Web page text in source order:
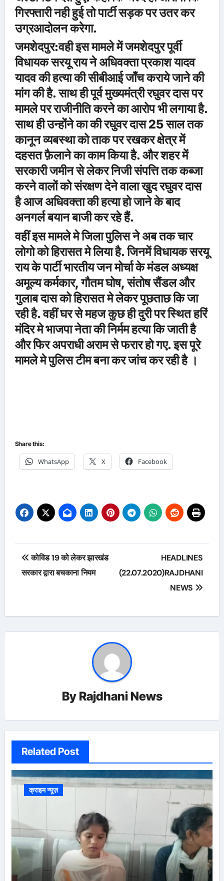
गिरफ्तारी नही हुई तो पार्टी सड़क पर उतर कर
उग्रआदोलन करेगा.
जमशेदपुर:वही इस मामले में जमशेदपुर पूर्वी
विधायक सरयू राय ने अधिवक्ता प्रकाश यादव
यादव की हत्या की सीबीआई जाँच कराये जाने की
मांग की है. साथ ही पूर्व मुख्यमंत्री रघुवर दास पर
मामले पर राजीनीति करने का आरोप भी लगाया है.
साथ ही उन्होंने का की रघुवर दास 25 साल तक
कानून व्यबस्था को ताक पर रखकर क्षेत्र में
दहसत फ़ैलाने का काम किया है. और शहर में
सरकारी जमीन से लेकर निजी संपत्ति तक कब्जा
करने वालों को संरक्षण देने वाला खुद रघुवर दास
है आज अधिवक्ता की हत्या हो जाने के बाद
अनगर्ल बयान बाजी कर रहे हैं.
वहीं इस मामले मे जिला पुलिस ने अब तक चार
लोगो को हिरासत मे लिया है. जिनमें विधायक सरयू
राय के पार्टी भारतीय जन मोर्चा के मंडल अध्यक्ष
अमूल्य कर्मकार, गौतम घोष, संतोष सैंडल और
गुलाब दास को हिरासत मे लेकर पूछताछ कि जा
रही है. वहीं घर से महज कुछ ही दुरी पर स्थित हरिं
मंदिर मे भाजपा नेता की निर्मम हत्या कि जाती है
और फिर अपराधी अराम से फरार हो गए. इस पूरे
मामले मे पुलिस टीम बना कर जांच कर रही है ।
Share this:
WhatsApp X Facebook
Post
navigation
कोविड 19 को लेकर झारखंड
सरकार द्वारा बचकाना नियम
HEADLINES
(22.07.2020)RAJDHANI
NEWS
By Rajdhani News
Related Post
क्राइम न्यूज़